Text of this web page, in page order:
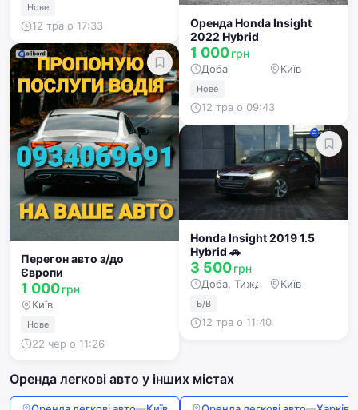
Нове
12 тра о 17:33
Перегон авто з/до
Європи
1 000грн
Київ
Нове
22 чер о 11:26
Оренда Honda Insight
2022 Hybrid
1 000грн
Доба Київ
Нове
12 тра о 09:43
Honda Insight 2019 1.5
Hybrid 🚗
3 500грн
Доба, Тиждень, Місяць
Київ
Б/В
12 тра о 11:40
Оренда легкові авто у інших містах